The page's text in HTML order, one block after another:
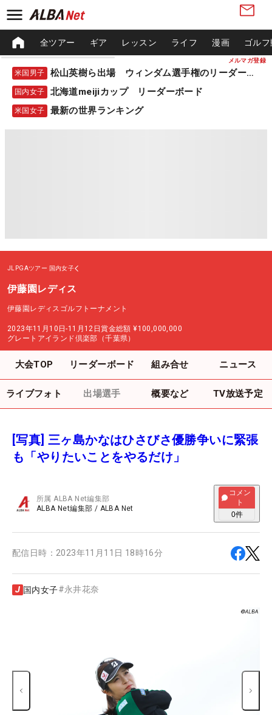
メルマガ登録
全ツアー ギア レッスン ライフ 漫画 ゴル
米国男子 松山英樹ら出場 ウィンダム選手権のリーダーボード
国内女子 北海道meijiカップ リーダーボード
米国女子 最新の世界ランキング
JLPGAツアー 国内女子
伊藤園レディス
伊藤園レディスゴルフトーナメント
2023年11月10日-11月12日賞金総額 ¥100,000,000
グレートアイランド倶楽部（千葉県）
大会TOP リーダーボード 組み合せ ニュース
ライブフォト 出場選手 概要など TV放送予定
[写真] 三ヶ島かなはひさびさ優勝争いに緊張
も「やりたいことをやるだけ」
所属ALBA Net編集部
ALBA Net編集部 / ALBA Net
コメン
ト
0件
配信日時： 2023年11月11日 18時16分
国内女子#永井花奈